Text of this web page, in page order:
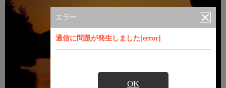
エラー
通信に問題が発生しました[error]
OK